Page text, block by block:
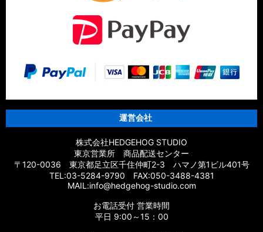
運営会社
株式会社HEDGEHOG STUDIO
東京営業所 商品配送センター
〒120-0036 東京都足立区千住仲町2-3 ハマノ第1ビル401号
TEL:03-5284-9790 FAX:050-3488-4381
MAIL:info@hedgehog-studio.com
お電話受付 営業時間
平日 9:00～15：00